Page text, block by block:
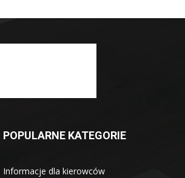
POPULARNE KATEGORIE
Informacje dla kierowców